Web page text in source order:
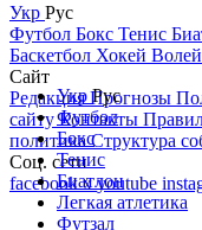
Укр Рус
Футбол Бокс Тенис
Баскетбол Хокей
Сайт
РедакцияПрогнозы
сайтуКонтакты
политикаСтруктура
Соц. сети
facebookxyoutube
УкрРус
Футбол
Бокс
Тенис
Биатлон
Легкая атлетика
Футзал